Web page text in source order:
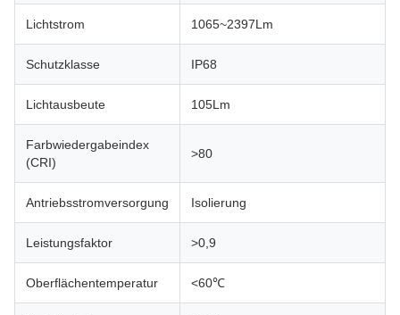
Lichtstrom 1065~2397Lm
Schutzklasse IP68
Lichtausbeute 105Lm
Farbwiedergabeindex
(CRI)
>80
Antriebsstromversorgung Isolierung
Leistungsfaktor >0,9
Oberflächentemperatur <60℃